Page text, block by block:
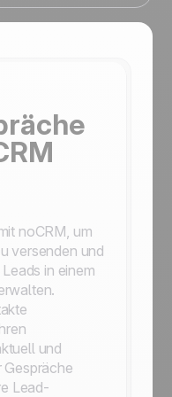
noCRM, um
versenden und
in einem
und
Lead-